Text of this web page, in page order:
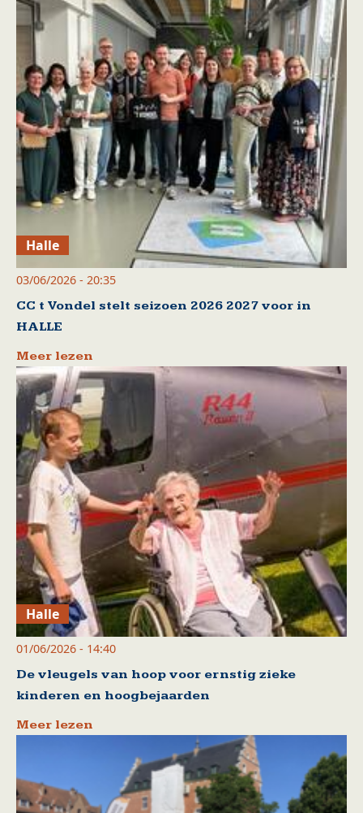
Halle
03/06/2026 - 20:35
CC t Vondel stelt seizoen 2026 2027 voor in
HALLE
Meer lezen
Halle
01/06/2026 - 14:40
De vleugels van hoop voor ernstig zieke
kinderen en hoogbejaarden
Meer lezen